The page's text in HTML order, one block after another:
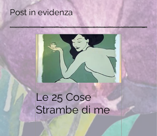
Post in evidenza
Le 25 Cose
Strambe di me